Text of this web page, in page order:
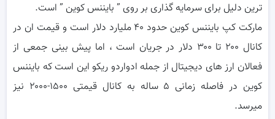
ترین دلیل برای سرمایه گذاری بر روی ” بایننس کوین ” است.
مارکت کپ بایننس کوین حدود ۴۰ ملیارد دلار است و قیمت ان در
کانال ۲۰۰ تا ۳۰۰ دلار در جریان است ، اما پیش بینی جمعی از
فعالان ارز های دیجیتال از جمله ادواردو ریکو این است که بایننس
کوین در فاصله زمانی ۵ ساله به کانال قیمتی ۱۵۰۰-۲۰۰۰ نیز
میرسد.